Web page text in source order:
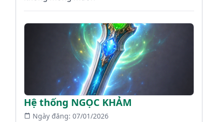
Hệ thống NGỌC KHẢM
Ngày đăng: 07/01/2026